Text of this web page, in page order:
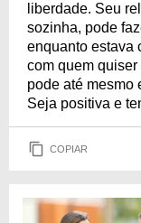
liberdade. Seu
sozinha, pode
enquanto estava
com quem
pode até mesmo
Seja positiva e
COPIAR